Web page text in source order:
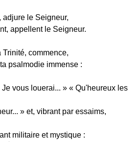
adjure le Seigneur,
appellent le Seigneur.
Trinité, commence,
psalmodie immense :
Je vous louerai... » « Qu'heureux les
» et, vibrant par essaims,
militaire et mystique :